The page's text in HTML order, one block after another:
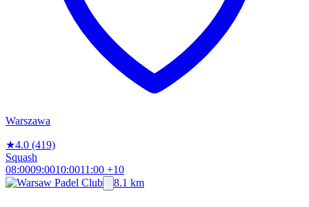
Warszawa
★4.0 (419)
Squash
08:0009:0010:0011:00 +10
8.1 km